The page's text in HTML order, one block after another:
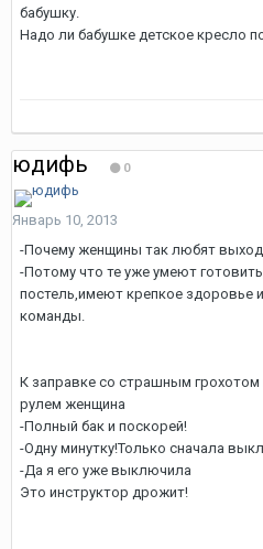
бабушку.
Надо ли бабушке детское кресло
юдифь 0
Январь 10, 2013
-Почему женщины так любят
-Потому что те уже умеют
постель,имеют крепкое здоровье
команды.
К заправке со страшным грохотом
рулем женщина
-Полный бак и поскорей!
-Одну минутку!Только сначала
-Да я его уже выключила
Это инструктор дрожит!